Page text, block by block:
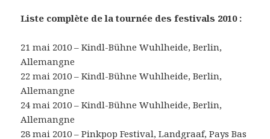
Liste complète de la tournée des festivals 2010 :
21 mai 2010 – Kindl-Bühne Wuhlheide, Berlin,
Allemangne
22 mai 2010 – Kindl-Bühne Wuhlheide, Berlin,
Allemangne
24 mai 2010 – Kindl-Bühne Wuhlheide, Berlin,
Allemangne
28 mai 2010 – Pinkpop Festival, Landgraaf, Pays Bas